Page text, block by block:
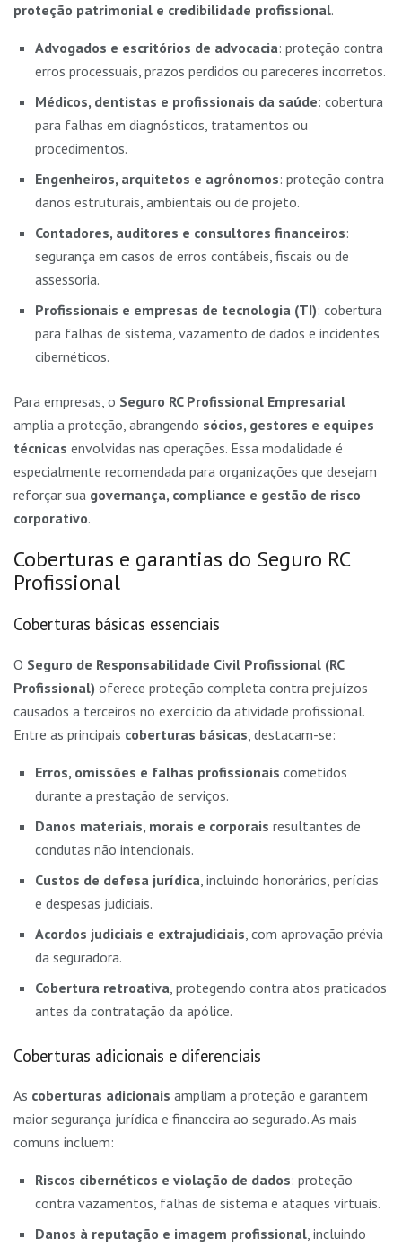
proteção patrimonial e credibilidade profissional.
Advogados e escritórios de advocacia: proteção contra
erros processuais, prazos perdidos ou pareceres incorretos.
Médicos, dentistas e profissionais da saúde: cobertura
para falhas em diagnósticos, tratamentos ou
procedimentos.
Engenheiros, arquitetos e agrônomos: proteção contra
danos estruturais, ambientais ou de projeto.
Contadores, auditores e consultores financeiros:
segurança em casos de erros contábeis, fiscais ou de
assessoria.
Profissionais e empresas de tecnologia (TI): cobertura
para falhas de sistema, vazamento de dados e incidentes
cibernéticos.
Para empresas, o Seguro RC Profissional Empresarial
amplia a proteção, abrangendo sócios, gestores e equipes
técnicas envolvidas nas operações. Essa modalidade é
especialmente recomendada para organizações que desejam
reforçar sua governança, compliance e gestão de risco
corporativo.
Coberturas e garantias do Seguro RC
Profissional
Coberturas básicas essenciais
O Seguro de Responsabilidade Civil Profissional (RC
Profissional) oferece proteção completa contra prejuízos
causados a terceiros no exercício da atividade profissional.
Entre as principais coberturas básicas , destacam-se:
Erros, omissões e falhas profissionais cometidos
durante a prestação de serviços.
Danos materiais, morais e corporais resultantes de
condutas não intencionais.
Custos de defesa jurídica , incluindo honorários, perícias
e despesas judiciais.
Acordos judiciais e extrajudiciais , com aprovação prévia
da seguradora.
Cobertura retroativa , protegendo contra atos praticados
antes da contratação da apólice.
Coberturas adicionais e diferenciais
As coberturas adicionais ampliam a proteção e garantem
maior segurança jurídica e financeira ao segurado. As mais
comuns incluem:
Riscos cibernéticos e violação de dados: proteção
contra vazamentos, falhas de sistema e ataques virtuais.
Danos à reputação e imagem profissional, incluindo